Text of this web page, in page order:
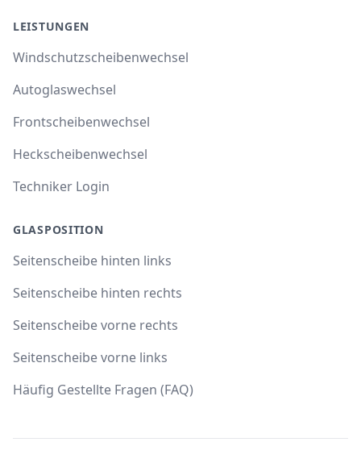
LEISTUNGEN
Windschutzscheibenwechsel
Autoglaswechsel
Frontscheibenwechsel
Heckscheibenwechsel
Techniker Login
GLASPOSITION
Seitenscheibe hinten links
Seitenscheibe hinten rechts
Seitenscheibe vorne rechts
Seitenscheibe vorne links
Häufig Gestellte Fragen (FAQ)